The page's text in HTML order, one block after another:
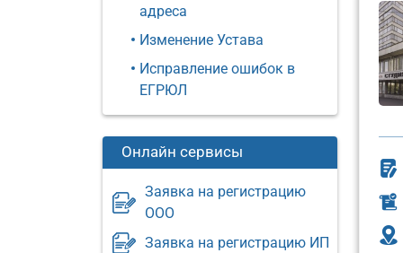
адреса
Изменение Устава
Исправление ошибок в
ЕГРЮЛ
Онлайн сервисы
Заявка на регистрацию
ООО
Заявка на регистрацию ИП